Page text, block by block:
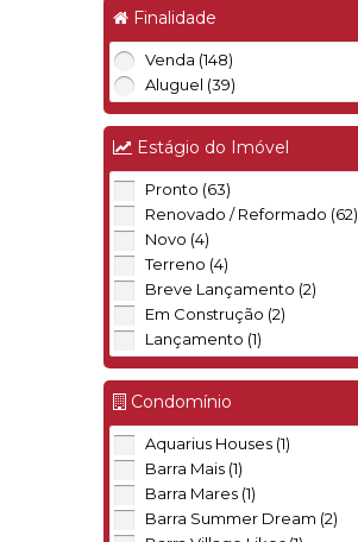
Pontal (Cunhambebe) (1)
Portogalo (1)
Finalidade
Venda (148)
Aluguel (39)
Estágio do Imóvel
Pronto (63)
Renovado / Reformado (62)
Novo (4)
Terreno (4)
Breve Lançamento (2)
Em Construção (2)
Lançamento (1)
Condomínio
Aquarius Houses (1)
Barra Mais (1)
Barra Mares (1)
Barra Summer Dream (2)